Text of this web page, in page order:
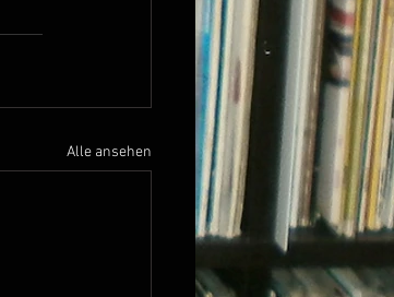
Alle ansehen